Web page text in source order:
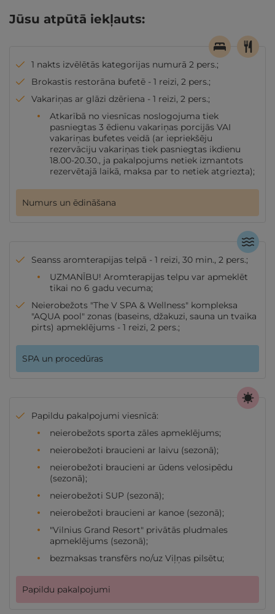
Jūsu atpūtā iekļauts:
1 nakts izvēlētās kategorijas numurā 2 pers.;
Brokastis restorāna bufetē - 1 reizi, 2 pers.;
Vakariņas ar glāzi dzēriena - 1 reizi, 2 pers.;
Atkarībā no viesnīcas noslogojuma tiek
pasniegtas 3 ēdienu vakariņas porcijās VAI
vakariņas bufetes veidā (ar iepriekšēju
rezervāciju vakariņas tiek pasniegtas ikdienu
18.00-20.30., ja pakalpojums netiek izmantots
rezervētajā laikā, maksa par to netiek atgriezta);
Numurs un ēdināšana
Seanss aromterapijas telpā - 1 reizi, 30 min., 2 pers.;
UZMANĪBU! Aromterapijas telpu var apmeklēt
tikai no 6 gadu vecuma;
Neierobežots "The V SPA & Wellness" kompleksa
"AQUA pool" zonas (baseins, džakuzi, sauna un tvaika
pirts) apmeklējums - 1 reizi, 2 pers.;
SPA un procedūras
Papildu pakalpojumi viesnīcā:
neierobežots sporta zāles apmeklējums;
neierobežoti braucieni ar laivu (sezonā);
neierobežoti braucieni ar ūdens velosipēdu
(sezonā);
neierobežoti SUP (sezonā);
neierobežoti braucieni ar kanoe (sezonā);
"Vilnius Grand Resort" privātās pludmales
apmeklējums (sezonā);
bezmaksas transfērs no/uz Viļņas pilsētu;
Papildu pakalpojumi